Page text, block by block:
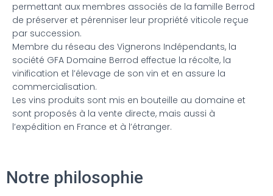
permettant aux membres associés de la famille Berrod
de préserver et pérenniser leur propriété viticole reçue
par succession.
Membre du réseau des Vignerons Indépendants, la
société GFA Domaine Berrod effectue la récolte, la
vinification et l’élevage de son vin et en assure la
commercialisation.
Les vins produits sont mis en bouteille au domaine et
sont proposés à la vente directe, mais aussi à
l’expédition en France et à l’étranger.
Notre philosophie